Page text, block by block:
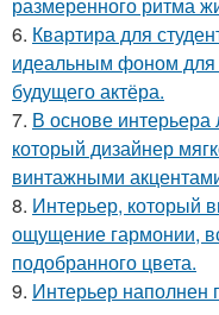
6. Квартира для
идеальным фоном для
будущего актёра.
7. В основе
который дизайнер
винтажными
8. Интерьер, который
ощущение гармонии,
подобранного цвета.
9. Интерьер наполнен